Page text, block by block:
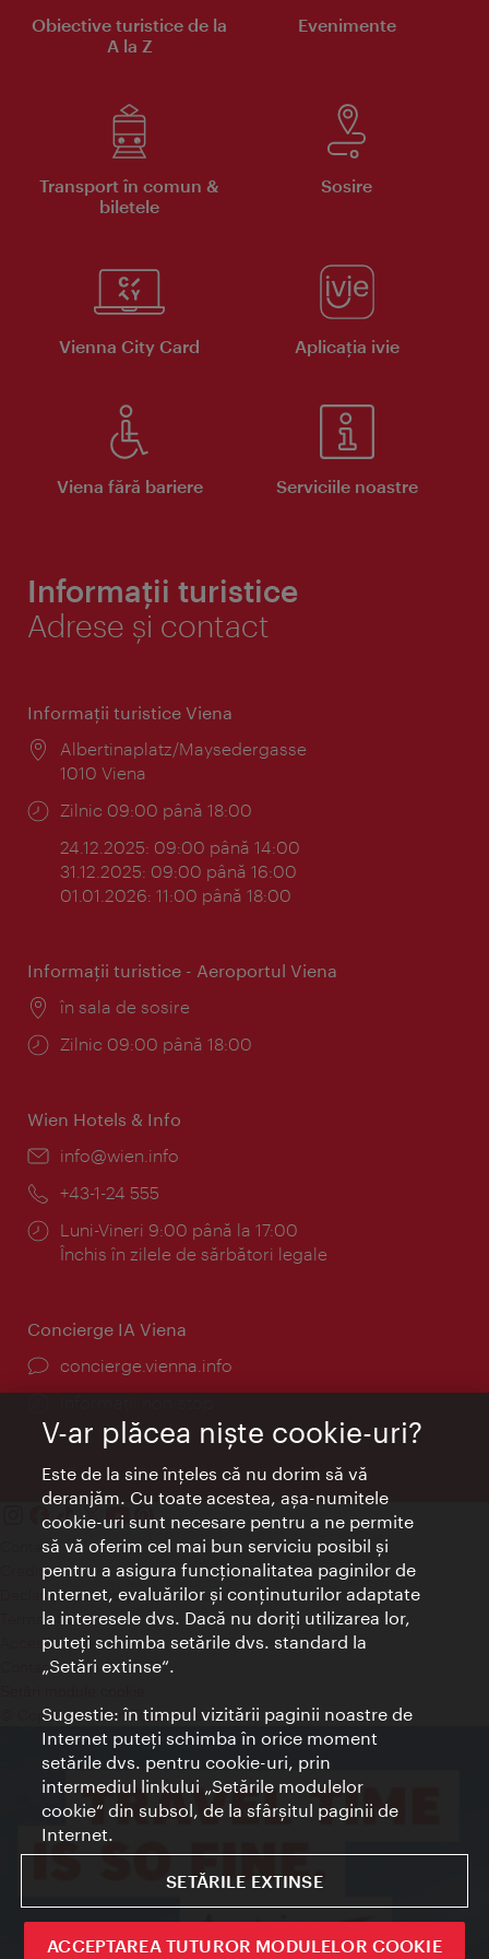
Obiective turistice de la
A la Z
Evenimente
Transport în comun &
biletele
Sosire
Vienna City Card Aplicaţia ivie
Viena fără bariere Serviciile noastre
Informații turistice
Adrese și contact
Informaţii turistice Viena
Locul:
Albertinaplatz/Maysedergasse
1010 Viena
Program:
Zilnic 09:00 până 18:00
24.12.2025: 09:00 până 14:00
31.12.2025: 09:00 până 16:00
01.01.2026: 11:00 până 18:00
Informaţii turistice - Aeroportul Viena
Locul:
în sala de sosire
Program:
Zilnic 09:00 până 18:00
Wien Hotels & Info
E-
info@wien.info
Telefon:
+43-1-24 555
Program:
Luni-Vineri 9:00 până la 17:00
Închis în zilele de sărbători legale
Concierge IA Viena
concierge.vienna.info
Contact
Credits
Declaraţie privind protecţia datelor
Terms of Use
Accesibilitate
Contact presa
© Copyright Wien Tourismus
V-ar plăcea nişte cookie-uri?
Este de la sine înţeles că nu dorim să vă
deranjăm. Cu toate acestea, aşa-numitele
cookie-uri sunt necesare pentru a ne permite
să vă oferim cel mai bun serviciu posibil şi
pentru a asigura funcţionalitatea paginilor de
Internet, evaluărilor şi conţinuturilor adaptate
la interesele dvs. Dacă nu doriţi utilizarea lor,
puteţi schimba setările dvs. standard la
„Setări extinse“.
Sugestie: în timpul vizitării paginii noastre de
Internet puteţi schimba în orice moment
setările dvs. pentru cookie-uri, prin
intermediul linkului „Setările modulelor
cookie“ din subsol, de la sfârşitul paginii de
Internet.
SETĂRILE EXTINSE
ACCEPTAREA TUTUROR MODULELOR COOKIE